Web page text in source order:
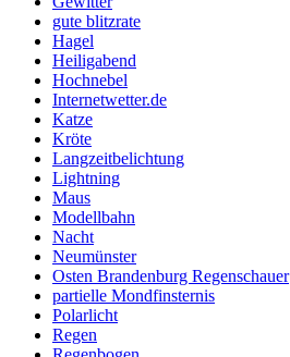
gute blitzrate
Hagel
Heiligabend
Hochnebel
Internetwetter.de
Katze
Kröte
Langzeitbelichtung
Lightning
Maus
Modellbahn
Nacht
Neumünster
Osten Brandenburg Regenschauer
partielle Mondfinsternis
Polarlicht
Regen